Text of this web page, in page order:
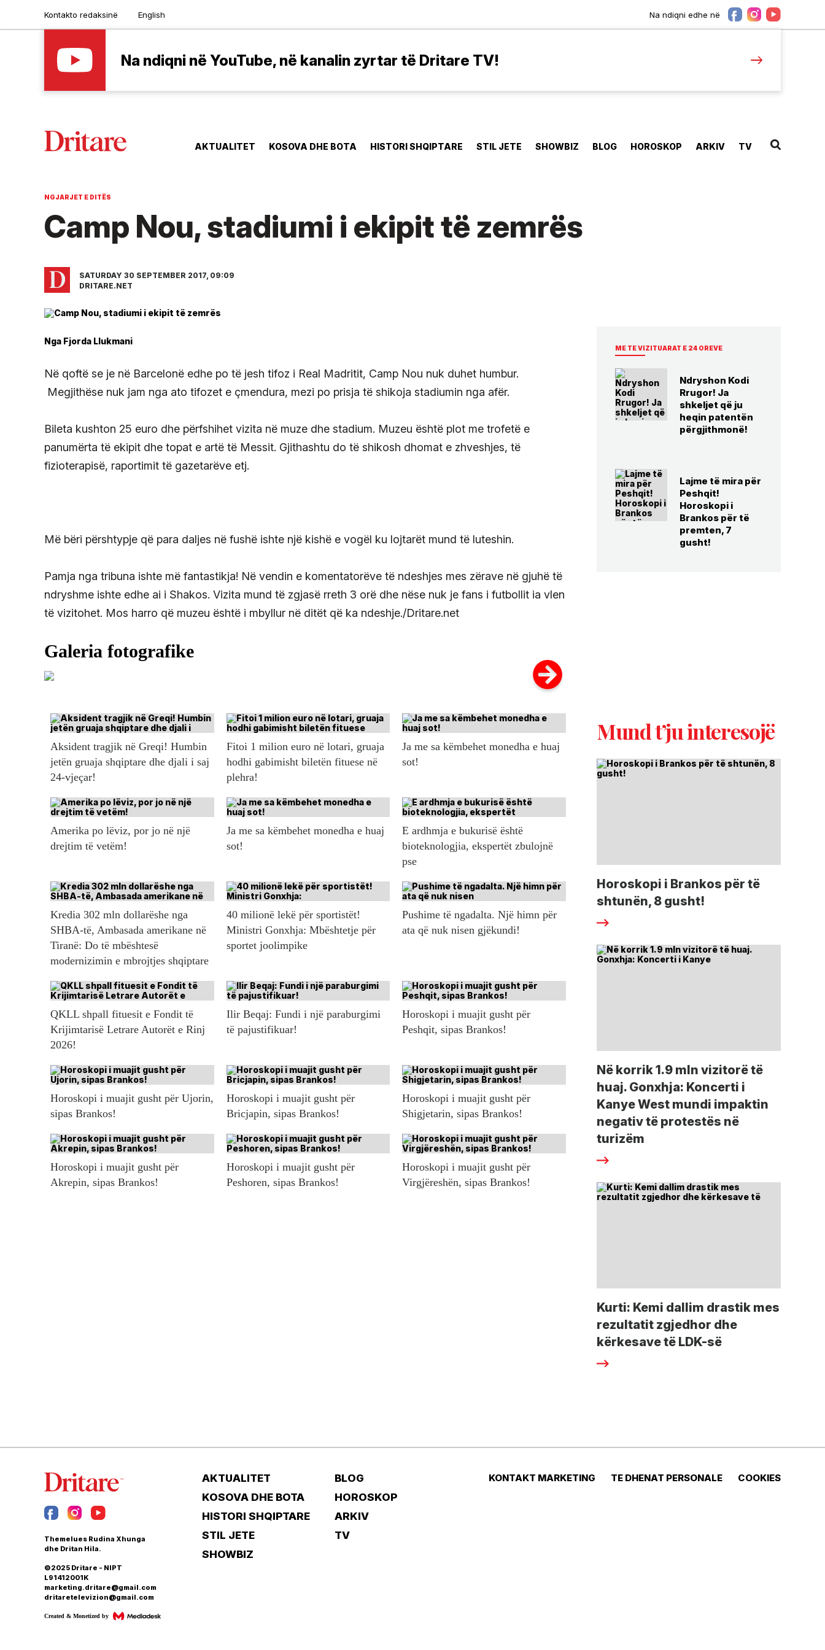
Kontakto redaksinë English Na ndiqni edhe në
Na ndiqni në YouTube, në kanalin zyrtar të Dritare TV!
AKTUALITET KOSOVA DHE BOTA HISTORI SHQIPTARE STIL JETE SHOWBIZ BLOG HOROSKOP ARKIV TV
NGJARJET E DITËS
Camp Nou, stadiumi i ekipit të zemrës
SATURDAY 30 SEPTEMBER 2017, 09:09
DRITARE.NET
Nga Fjorda Llukmani
Në qoftë se je në Barcelonë edhe po të jesh tifoz i Real Madritit, Camp Nou nuk duhet humbur.
Megjithëse nuk jam nga ato tifozet e çmendura, mezi po prisja të shikoja stadiumin nga afër.
Bileta kushton 25 euro dhe përfshihet vizita në muze dhe stadium. Muzeu është plot me trofetë e
panumërta të ekipit dhe topat e artë të Messit. Gjithashtu do të shikosh dhomat e zhveshjes, të
fizioterapisë, raportimit të gazetarëve etj.
Më bëri përshtypje që para daljes në fushë ishte një kishë e vogël ku lojtarët mund të luteshin.
Pamja nga tribuna ishte më fantastikja! Në vendin e komentatorëve të ndeshjes mes zërave në gjuhë të
ndryshme ishte edhe ai i Shakos. Vizita mund të zgjasë rreth 3 orë dhe nëse nuk je fans i futbollit ia vlen
të vizitohet. Mos harro që muzeu është i mbyllur në ditët që ka ndeshje./Dritare.net
Aksident tragjik në Greqi! Humbin
jetën gruaja shqiptare dhe djali i saj
24-vjeçar!
Fitoi 1 milion euro në lotari, gruaja
hodhi gabimisht biletën fituese në
plehra!
Ja me sa këmbehet monedha e huaj
sot!
Amerika po lëviz, por jo në një
drejtim të vetëm!
Ja me sa këmbehet monedha e huaj
sot!
E ardhmja e bukurisë është
bioteknologjia, ekspertët zbulojnë
pse
Kredia 302 mln dollarëshe nga
SHBA-të, Ambasada amerikane në
Tiranë: Do të mbështesë
modernizimin e mbrojtjes shqiptare
40 milionë lekë për sportistët!
Ministri Gonxhja: Mbështetje për
sportet joolimpike
Pushime të ngadalta. Një himn për
ata që nuk nisen gjëkundi!
QKLL shpall fituesit e Fondit të
Krijimtarisë Letrare Autorët e Rinj
2026!
Ilir Beqaj: Fundi i një paraburgimi
të pajustifikuar!
Horoskopi i muajit gusht për
Peshqit, sipas Brankos!
Horoskopi i muajit gusht për Ujorin,
sipas Brankos!
Horoskopi i muajit gusht për
Bricjapin, sipas Brankos!
Horoskopi i muajit gusht për
Shigjetarin, sipas Brankos!
Horoskopi i muajit gusht për
Akrepin, sipas Brankos!
Horoskopi i muajit gusht për
Peshoren, sipas Brankos!
Horoskopi i muajit gusht për
Virgjëreshën, sipas Brankos!
ME TE VIZITUARAT E 24 OREVE
Ndryshon Kodi
Rrugor! Ja
shkeljet që ju
heqin patentën
përgjithmonë!
Lajme të mira për
Peshqit!
Horoskopi i
Brankos për të
premten, 7
gusht!
Mund t’ju interesojë
Horoskopi i Brankos për të
shtunën, 8 gusht!
Në korrik 1.9 mln vizitorë të
huaj. Gonxhja: Koncerti i
Kanye West mundi impaktin
negativ të protestës në
turizëm
Kurti: Kemi dallim drastik mes
rezultatit zgjedhor dhe
kërkesave të LDK-së
Themelues Rudina Xhunga
dhe Dritan Hila.
©2025 Dritare - NIPT
L91412001K
marketing.dritare@gmail.com
dritaretelevizion@gmail.com
Created & Monetized by
AKTUALITET
KOSOVA DHE BOTA
HISTORI SHQIPTARE
STIL JETE
SHOWBIZ
BLOG
HOROSKOP
ARKIV
TV
KONTAKT MARKETING TE DHENAT PERSONALE COOKIES